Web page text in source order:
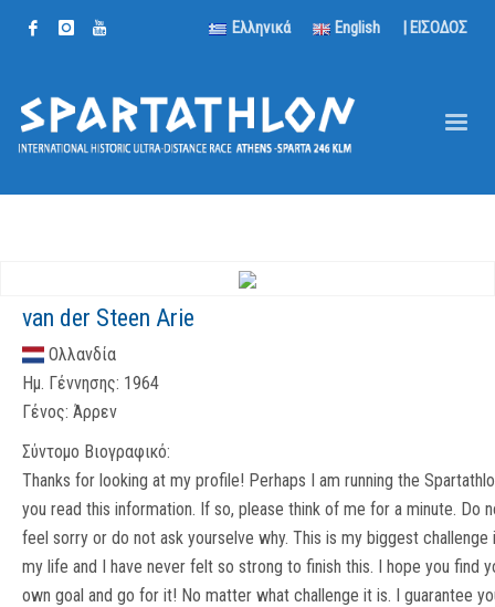
Ελληνικά English | ΕΙΣΟΔΟΣ
van der Steen Arie
Ολλανδία
Ημ. Γέννησης: 1964
Γένος: Άρρεν
Σύντομο Βιογραφικό:
Thanks for looking at my profile! Perhaps I am running the
you read this information. If so, please think of me for a minute. Do
feel sorry or do not ask yourselve why. This is my biggest challenge
my life and I have never felt so strong to finish this. I hope you find
own goal and go for it! No matter what challenge it is. I guarantee